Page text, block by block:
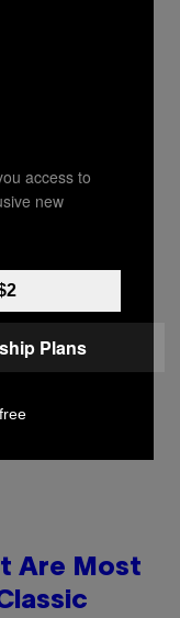
9-
Are Most
access to
new
Plans